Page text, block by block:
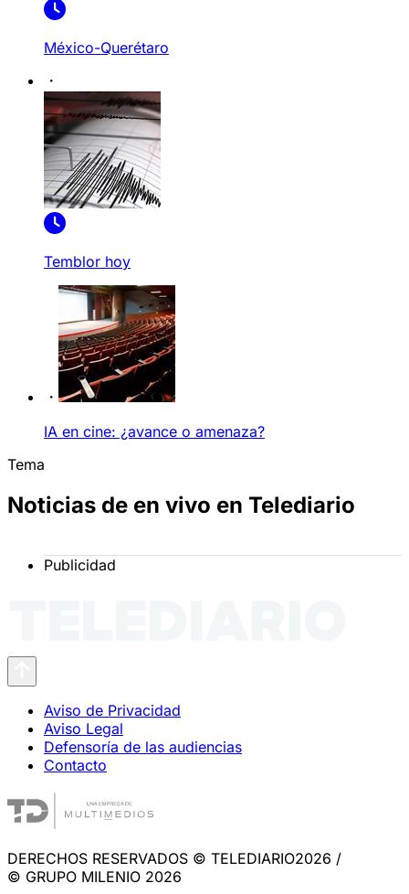
México-Querétaro
Temblor hoy
IA en cine: ¿avance o amenaza?
Tema
Noticias de en vivo en Telediario
Publicidad
Aviso de Privacidad
Aviso Legal
Defensoría de las audiencias
Contacto
DERECHOS RESERVADOS © TELEDIARIO2026 /
© GRUPO MILENIO 2026